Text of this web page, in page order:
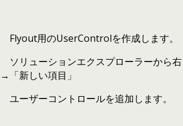
Flyout用のUserControlを作成します。
ソリューションエクスプローラーから右
→「新しい項目」
ユーザーコントロールを追加します。